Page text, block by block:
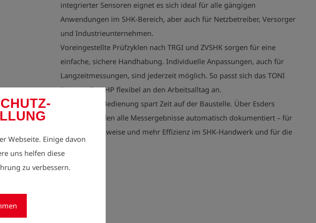
Webseite. Einige davon
uns helfen diese
zu verbessern.
integrierter Sensoren eignet es sich ideal für alle gängigen
Anwendungen im SHK-Bereich, aber auch für Netzbetreiber, Versorger
und Industrieunternehmen.
Voreingestellte Prüfzyklen nach TRGI und ZVSHK sorgen für eine
einfache, sichere Handhabung. Individuelle Anpassungen, auch für
Langzeitmessungen, sind jederzeit möglich. So passt sich das TONI
PressureTest HP flexibel an den Arbeitsalltag an.
Die intuitive Bedienung spart Zeit auf der Baustelle. Über Esders
Connect werden alle Messergebnisse automatisch dokumentiert – für
saubere Nachweise und mehr Effizienz im SHK-Handwerk und für die